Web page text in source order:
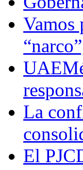
Vamos
La
El